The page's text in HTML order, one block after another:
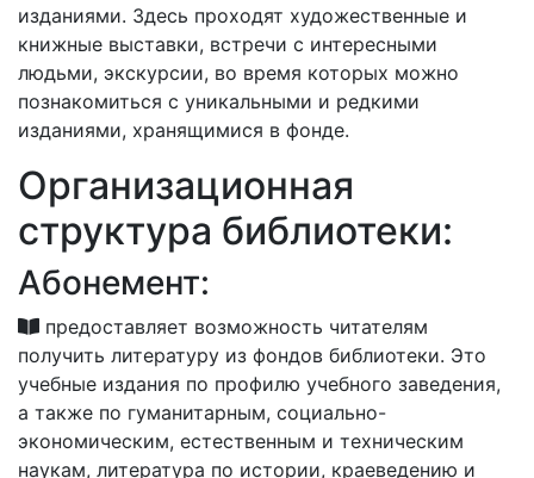
изданиями. Здесь проходят художественные и
книжные выставки, встречи с интересными
людьми, экскурсии, во время которых можно
познакомиться с уникальными и редкими
изданиями, хранящимися в фонде.
Организационная
структура библиотеки:
Абонемент:
предоставляет возможность читателям
получить литературу из фондов библиотеки. Это
учебные издания по профилю учебного заведения,
а также по гуманитарным, социально-
экономическим, естественным и техническим
наукам, литература по истории, краеведению и